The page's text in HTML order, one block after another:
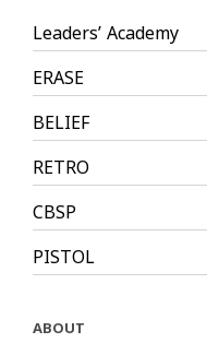
Leaders’ Academy
ERASE
BELIEF
RETRO
CBSP
PISTOL
ABOUT